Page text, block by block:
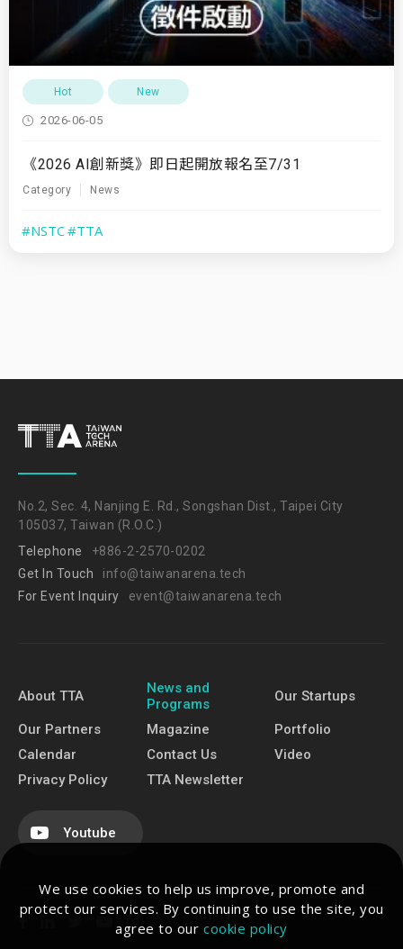
We use cookies to help us improve, promote and
protect our services. By continuing to use the site, you
agree to our cookie policy
Hot New
2026-06-05
《2026 AI創新獎》即日起開放報名至7/31
Category News
#NSTC#TTA
No.2, Sec. 4, Nanjing E. Rd., Songshan Dist., Taipei City
105037, Taiwan (R.O.C.)
Telephone
+886-2-2570-0202
Get In Touch
info@taiwanarena.tech
For Event Inquiry
event@taiwanarena.tech
About TTA
News and
Programs
Our Startups
Our Partners Magazine
Portfolio
Calendar
Contact Us
Video
Privacy Policy
TTA Newsletter
Youtube